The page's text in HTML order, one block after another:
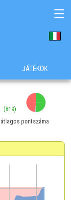
☰
JÁTÉKOK
(819)
pontszáma